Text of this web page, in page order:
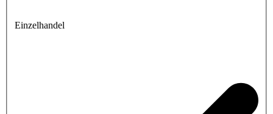
Einzelhandel